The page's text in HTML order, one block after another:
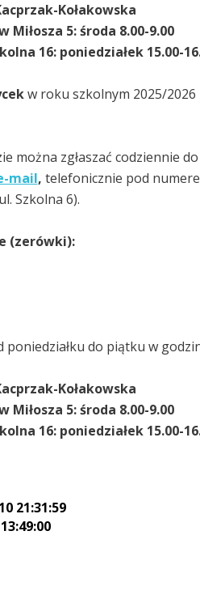
Kołakowska
5: środa 8.00-9.00
15.00-
w roku szkolnym 2025/2026
można zgłaszać codziennie
mail, telefonicznie pod
Szkolna 6).
(zerówki):
poniedziałku do piątku w
Kołakowska
5: środa 8.00-9.00
15.00-
21:31:59